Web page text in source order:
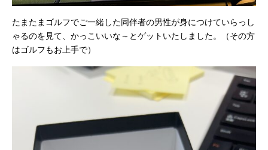
たまたまゴルフでご一緒した同伴者の男性が身につけていらっし
ゃるのを見て、かっこいいな～とゲットいたしました。（その方
はゴルフもお上手で）